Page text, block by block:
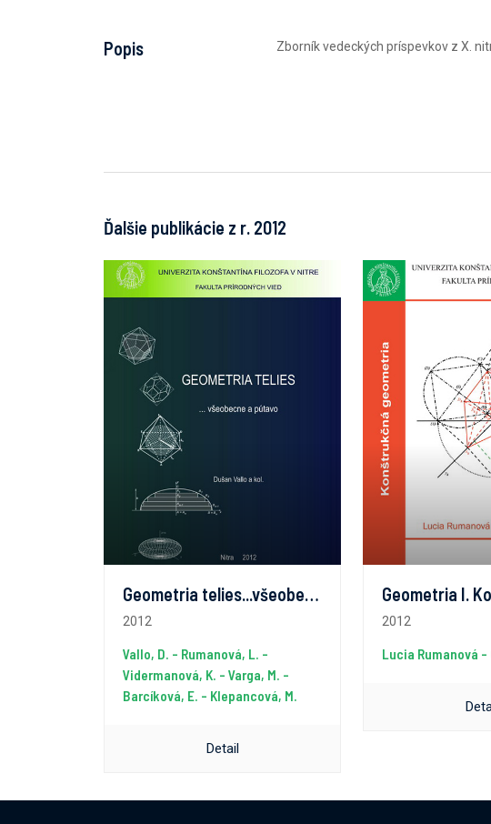
Popis Zborník vedeckých príspevkov z X.
Ďalšie publikácie z r. 2012
Geometria telies...všeobecne a pútavo
2012
Vallo, D. - Rumanová, L. -
Vidermanová, K. - Varga, M. -
Barcíková, E. - Klepancová, M.
Detail
2012
Lucia Rumanová -